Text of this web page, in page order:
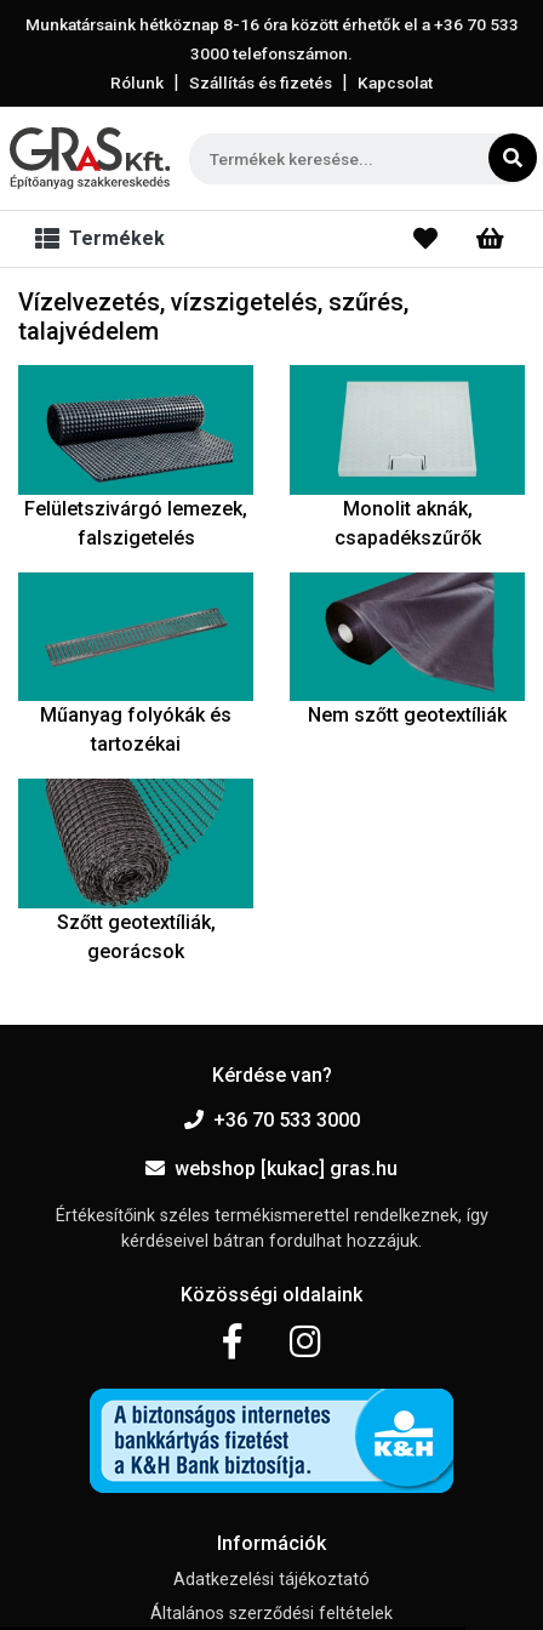
Munkatársaink hétköznap 8-16 óra között érhetők el a+36 70 533
3000telefonszámon.
Rólunk | Szállítás és fizetés | Kapcsolat
Termékek
Vízelvezetés, vízszigetelés, szűrés,
talajvédelem
Felületszivárgó lemezek,
falszigetelés
Monolit aknák,
csapadékszűrők
Műanyag folyókák és
tartozékai
Nem szőtt geotextíliák
Szőtt geotextíliák,
georácsok
Kérdése van?
+36 70 533 3000
webshop [kukac] gras.hu
Értékesítőink széles termékismerettel rendelkeznek, így
kérdéseivel bátran fordulhat hozzájuk.
Közösségi oldalaink
Információk
Adatkezelési tájékoztató
Általános szerződési feltételek